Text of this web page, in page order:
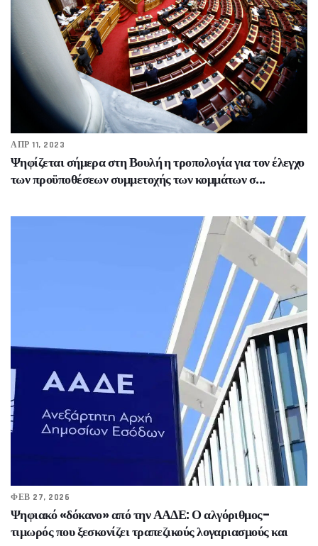
ΑΠΡ 11, 2023
Ψηφίζεται σήμερα στη Βουλή η τροπολογία για τον έλεγχο
των προϋποθέσεων συμμετοχής των κομμάτων σ...
ΦΕΒ 27, 2026
Ψηφιακό «δόκανο» από την ΑΑΔΕ: Ο αλγόριθμος-
τιμωρός που ξεσκονίζει τραπεζικούς λογαριασμούς και